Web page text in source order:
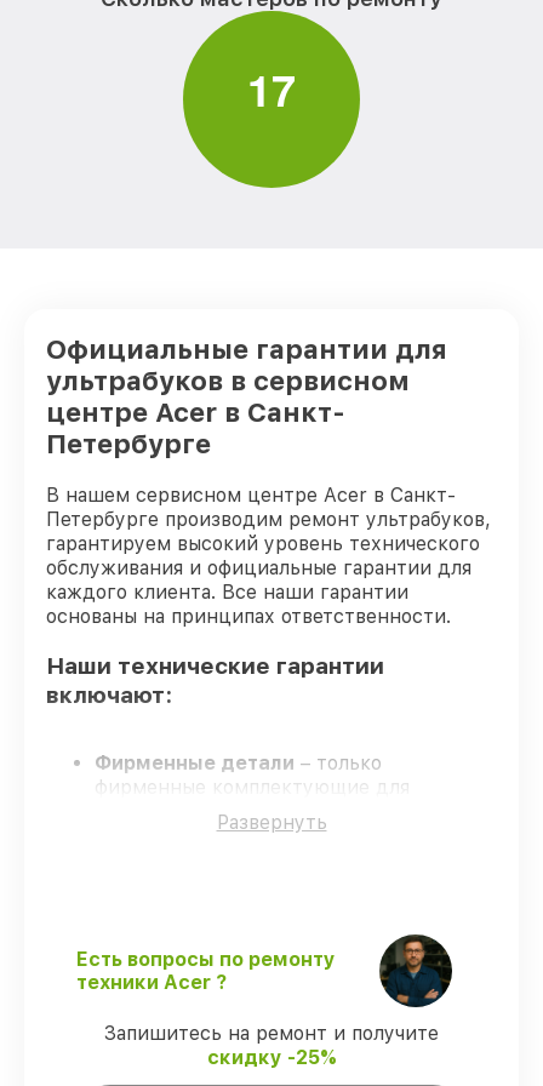
17
Официальные гарантии для
ультрабуков в сервисном
центре Acer в Санкт-
Петербурге
В нашем сервисном центре Acer в Санкт-
Петербурге производим ремонт ультрабуков,
гарантируем высокий уровень технического
обслуживания и официальные гарантии для
каждого клиента. Все наши гарантии
основаны на принципах ответственности.
Наши технические гарантии
включают:
Фирменные детали – только
фирменные комплектующие для
обслуживания ультрабуков.
Сертифицированные инженеры
все работы выполняются в оговоренные
сроки.
Сервис с гарантией
– починка
проводится с соблюдением гарантийных
обязательств.
Развернуть
Есть вопросы по ремонту
техники Acer ?
Запишитесь на ремонт и получите
скидку -25%